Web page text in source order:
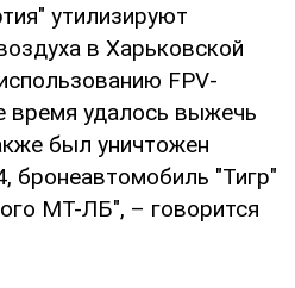
утилизируют
в Харьковской
FPV-
время удалось выжечь
был уничтожен
бронеавтомобиль "Тигр"
МТ-ЛБ", – говорится